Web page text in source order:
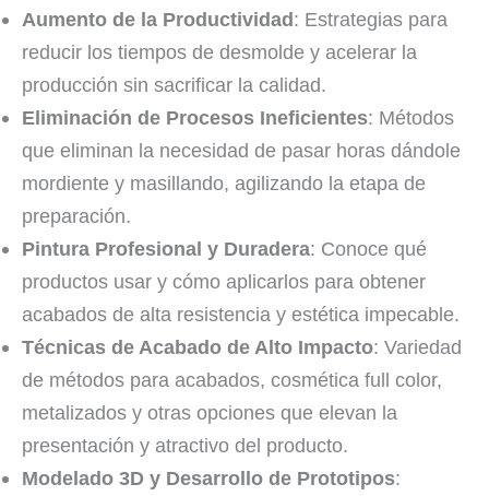
Aumento de la Productividad: Estrategias para
reducir los tiempos de desmolde y acelerar la
producción sin sacrificar la calidad.
Eliminación de Procesos Ineficientes: Métodos
que eliminan la necesidad de pasar horas dándole
mordiente y masillando, agilizando la etapa de
preparación.
Pintura Profesional y Duradera: Conoce qué
productos usar y cómo aplicarlos para obtener
acabados de alta resistencia y estética impecable.
Técnicas de Acabado de Alto Impacto: Variedad
de métodos para acabados, cosmética full color,
metalizados y otras opciones que elevan la
presentación y atractivo del producto.
Modelado 3D y Desarrollo de Prototipos: